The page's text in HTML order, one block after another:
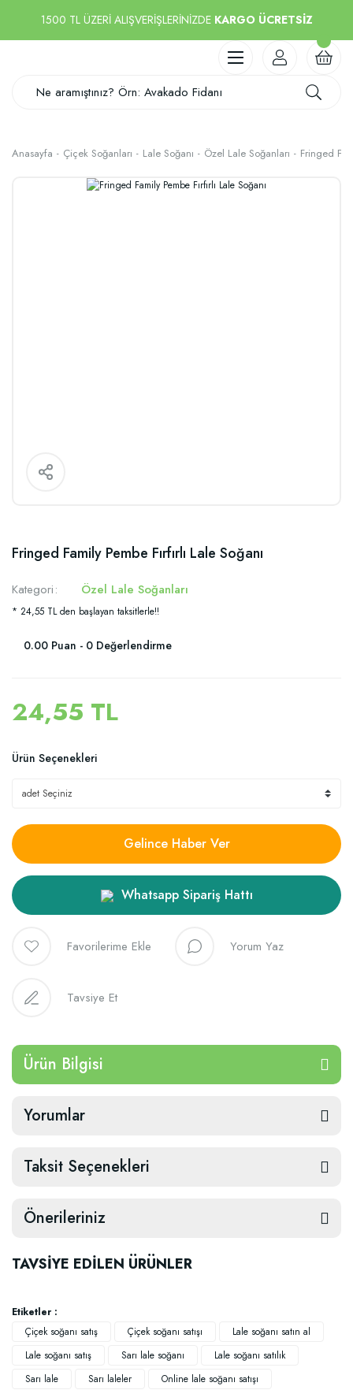
1500 TL ÜZERİ ALIŞVERİŞLERİNİZDE KARGO ÜCRETSİZ
Anasayfa Çiçek Soğanları Lale Soğanı Özel Lale Soğanları Fringed
Fringed Family Pembe Fırfırlı Lale Soğanı
Kategori Özel Lale Soğanları
* 24,55 TL den başlayan taksitlerle!!
0.00 Puan - 0 Değerlendirme
24,55 TL
Ürün Seçenekleri
Gelince Haber Ver
Whatsapp Sipariş Hattı
Yorum Yaz
Tavsiye Et
Ürün Bilgisi
Yorumlar
Taksit Seçenekleri
Önerileriniz
TAVSİYE EDİLEN ÜRÜNLER
Etiketler :
Çiçek soğanı satış
Çiçek soğanı satışı
Lale soğanı satın al
Lale soğanı satış
Sarı lale soğanı
Lale soğanı satılık
Sarı lale
Sarı laleler
Online lale soğanı satışı